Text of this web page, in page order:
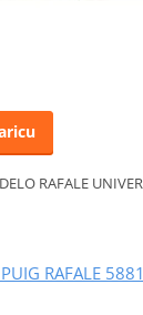
RAFALE
RAFALE